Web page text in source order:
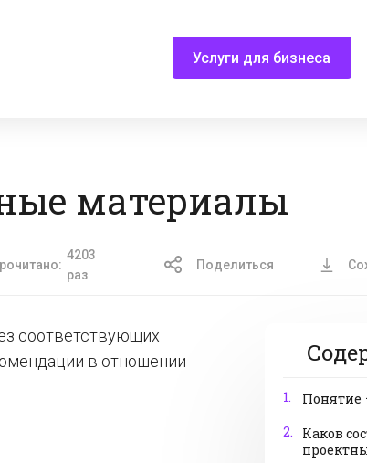
Услуги для бизнеса
материалы
4203
раз
Поделиться
1.
Понятие
2.
Каков
соответствующих
в отношении